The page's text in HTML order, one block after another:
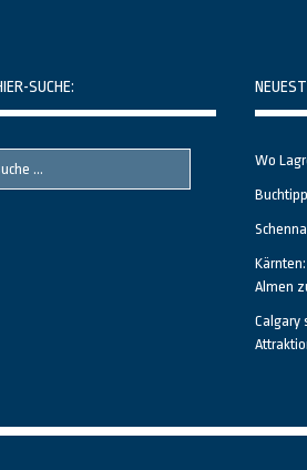
SUCHE:
Wo
Almen
Calgary